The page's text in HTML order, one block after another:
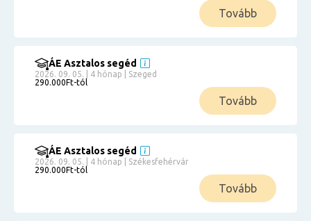
Tovább
ÁE Asztalos segéd
2026. 09. 05. | 4 hónap | Szeged
290.000Ft-tól
Tovább
ÁE Asztalos segéd
2026. 09. 05. | 4 hónap | Székesfehérvár
290.000Ft-tól
Tovább